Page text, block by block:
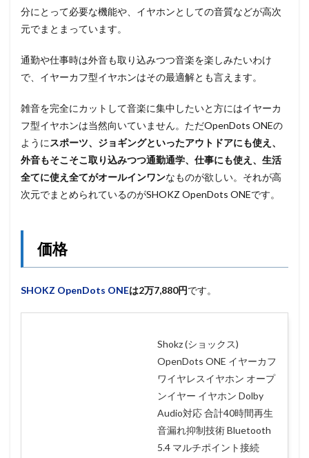
分にとって必要な機能や、イヤホンとしての音質などが高次
元でまとまっています。
通勤や仕事時は外音も取り込みつつ音楽を楽しみたいわけ
で、イヤーカフ型イヤホンはその最適解とも言えます。
雑音を完全にカットして音楽に集中したいと方にはイヤーカ
フ型イヤホンは当然向いていません。ただOpenDots ONEの
ように スポーツ、ジョギングといったアウトドアにも使え、
外音もそこそこ取り込みつつ通勤通学、仕事にも使え、 生活
全てに使え全てがオールインワンなものが欲しい。それが高
次元でまとめられているのがSHOKZ OpenDots ONEです。
価格
SHOKZ OpenDots ONEは2万7,880円です。
Shokz (ショックス)
OpenDots ONE イヤーカフ
ワイヤレスイヤホン オープ
ンイヤー イヤホン Dolby
Audio対応 合計40時間再生
音漏れ抑制技術 Bluetooth
5.4 マルチポイント接続